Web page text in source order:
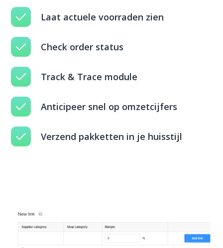
Laat actuele voorraden zien
Check order status
Track & Trace module
Anticipeer snel op omzetcijfers
Verzend pakketten in je huisstijl